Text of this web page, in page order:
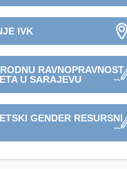
IVK
RAVNOPRAVNOST
U SARAJEVU
GENDER RESURSNI